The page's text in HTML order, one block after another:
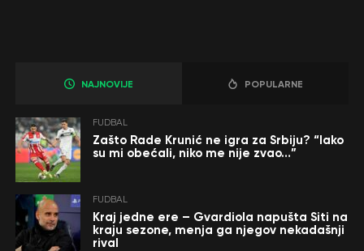
NAJNOVIJE POPULARNE
FUDBAL
Zašto Rade Krunić ne igra za Srbiju? “Iako
su mi obećali, niko me nije zvao…”
FUDBAL
Kraj jedne ere – Gvardiola napušta Siti na
kraju sezone, menja ga njegov nekadašnji
rival